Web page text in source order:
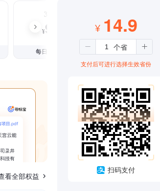
3个月
¥99
每日仅1.08元
看全部权益
¥ 14.9
支付后可进行选择生效省份
扫码支付